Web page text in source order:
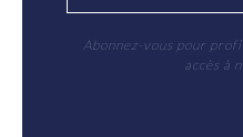
Abonnez-vous pour
accès à